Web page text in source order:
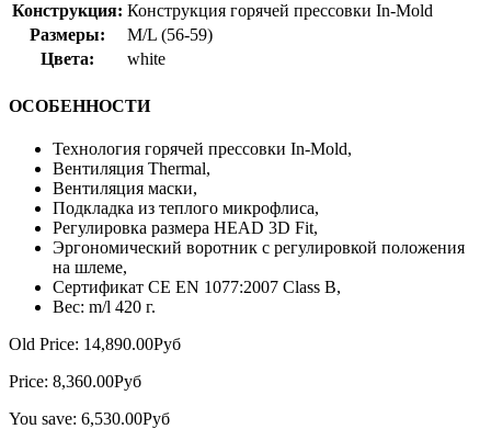
Конструкция: Конструкция горячей прессовки In-Mold
Размеры:
M/L (56-59)
Цвета:
white
ОСОБЕННОСТИ
Технология горячей прессовки In-Mold,
Вентиляция Thermal,
Вентиляция маски,
Подкладка из теплого микрофлиса,
Регулировка размера HEAD 3D Fit,
Эргономический воротник с регулировкой положения
на шлеме,
Сертификат CE EN 1077:2007 Class B,
Вес: m/l 420 г.
Old Price: 14,890.00Руб
Price: 8,360.00Руб
You save: 6,530.00Руб